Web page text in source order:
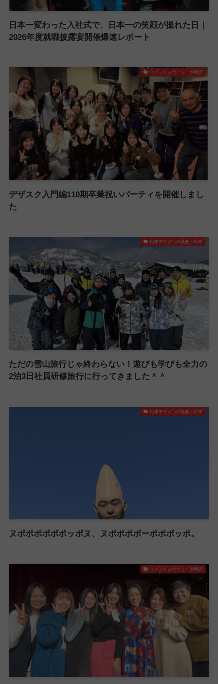
日本一変わった入社式で、日本一の笑顔が撮れた日｜
2026年度就職披露宴開催爆速レポート
イベントレポート・体験記
デザスク入門編110期卒業祝いパーティを開催しまし
た
日本デザインの裏側・日常
ただの雪山旅行じゃ終わらない！遊びも学びも全力の
2泊3日社員研修旅行に行ってきました＾＾
日本デザインの裏側・日常
ヌポポポポポポッポヌ、ヌポポポポーポポポッポ。
イベントレポート・体験記